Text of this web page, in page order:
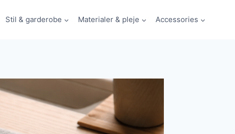
Stil & garderobe Materialer & pleje Accessories